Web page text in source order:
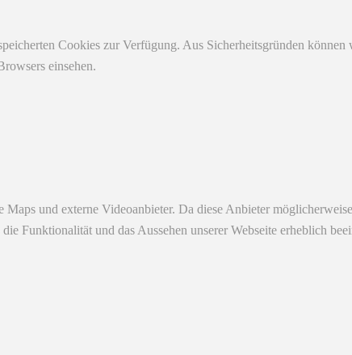
Cookies zur Verfügung. Aus Sicherheitsgründen
einsehen.
und externe Videoanbieter. Da diese Anbieter
Funktionalität und das Aussehen unserer Webseite erheblich